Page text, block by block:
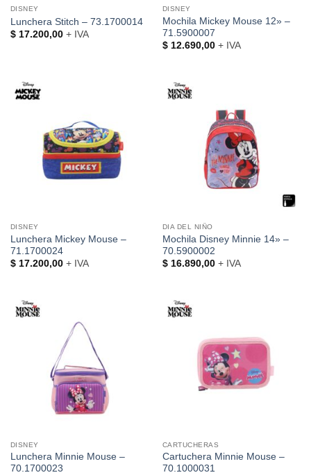
DISNEY
Lunchera Stitch – 73.1700014
$17.200,00+ IVA
DISNEY
Mochila Mickey Mouse 12» –
71.5900007
$12.690,00+ IVA
DISNEY
Lunchera Mickey Mouse –
71.1700024
$17.200,00+ IVA
DIA DEL NIÑO
Mochila Disney Minnie 14» –
70.5900002
$16.890,00+ IVA
DISNEY
Lunchera Minnie Mouse –
70.1700023
CARTUCHERAS
Cartuchera Minnie Mouse –
70.1000031